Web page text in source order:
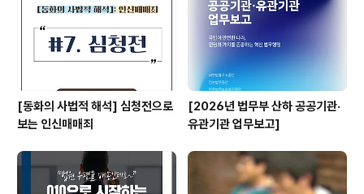
[동화의 사법적 해석] 심청전으로
보는 인신매매죄
[2026년 법무부 산하 공공기관·
유관기관 업무보고]